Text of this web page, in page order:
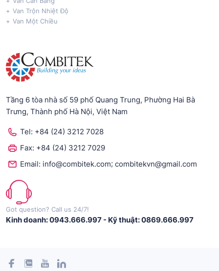
Van Trộn Nhiệt Độ
Van Một Chiều
Tầng 6 tòa nhà số 59 phố Quang Trung, Phường Hai Bà
Trưng, Thành phố Hà Nội, Việt Nam
Tel: +84 (24) 3212 7028
Fax: +84 (24) 3212 7029
Email: info@combitek.com; combitekvn@gmail.com
Got question? Call us 24/7!
Kinh doanh: 0943.666.997 - Kỹ thuật: 0869.666.997